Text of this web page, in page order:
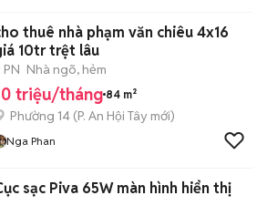
thuê nhà phạm văn chiêu 4x16
10tr trệt lâu
PN Nhà ngõ, hẻm
triệu/tháng 84 m²
Phường 14 (P. An Hội Tây mới)
Nga Phan
sạc Piva 65W màn hình hiển thị